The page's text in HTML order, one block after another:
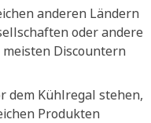
anderen Ländern
oder andere
Discountern
dem Kühlregal stehen,
Produkten